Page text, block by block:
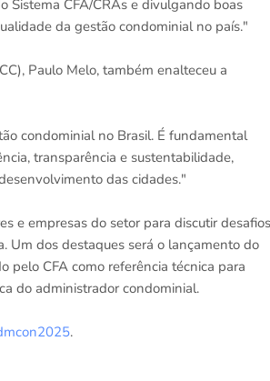
Sistema CFA/CRAs e divulgando boas
da gestão condominial no país."
Paulo Melo, também enalteceu a
condominial no Brasil. É fundamental
transparência e sustentabilidade,
das cidades."
e empresas do setor para discutir
Um dos destaques será o lançamento do
pelo CFA como referência técnica para
do administrador condominial.
.